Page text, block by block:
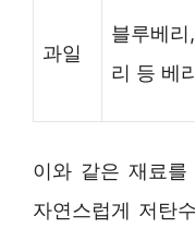
과일
블루베리
리 등 베
이와 같은 재료를
자연스럽게 저탄